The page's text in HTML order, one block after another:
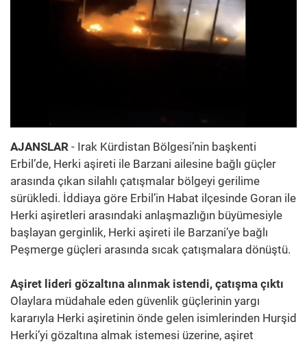
AJANSLAR - Irak Kürdistan Bölgesi’nin başkenti
Erbil’de, Herki aşireti ile Barzani ailesine bağlı güçler
arasında çıkan silahlı çatışmalar bölgeyi gerilime
sürükledi. İddiaya göre Erbil’in Habat ilçesinde Goran ile
Herki aşiretleri arasındaki anlaşmazlığın büyümesiyle
başlayan gerginlik, Herki aşireti ile Barzani’ye bağlı
Peşmerge güçleri arasında sıcak çatışmalara dönüştü.
Aşiret lideri gözaltına alınmak istendi, çatışma çıktı
Olaylara müdahale eden güvenlik güçlerinin yargı
kararıyla Herki aşiretinin önde gelen isimlerinden Hurşid
Herki’yi gözaltına almak istemesi üzerine, aşiret